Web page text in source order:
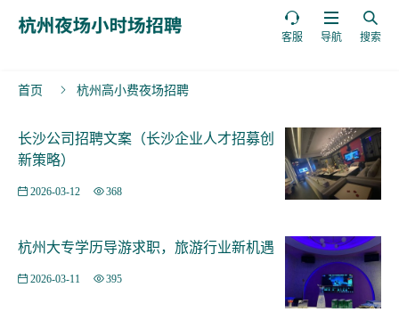

搜索

导航

客服
首页  杭州高小费夜场招聘
长沙公司招聘文案（长沙企业人才招募创
新策略）
2026-03-12 368
杭州大专学历导游求职，旅游行业新机遇
2026-03-11 395